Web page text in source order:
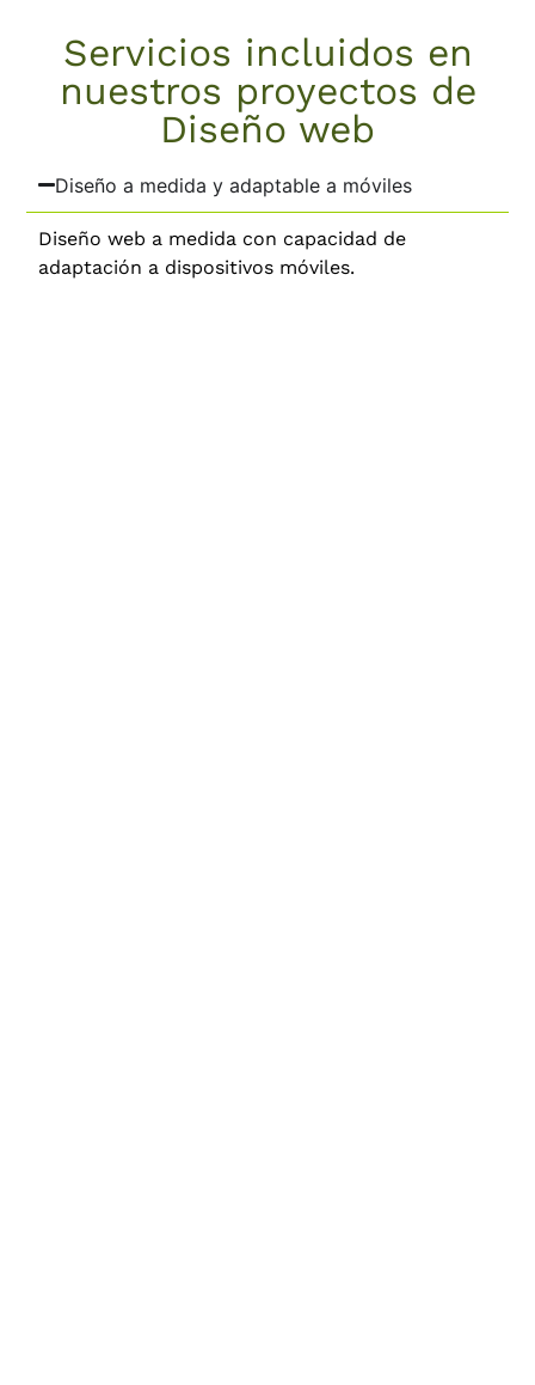
Servicios incluidos en
nuestros proyectos de
Diseño web
Diseño a medida y adaptable a móviles
Diseño web a medida con capacidad de
adaptación a dispositivos móviles.